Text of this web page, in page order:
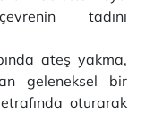
tadını
ateş yakma,
geleneksel bir
oturarak